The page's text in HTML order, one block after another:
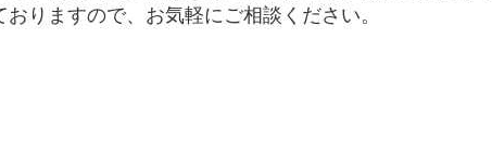
りますので、お気軽にご相談ください。